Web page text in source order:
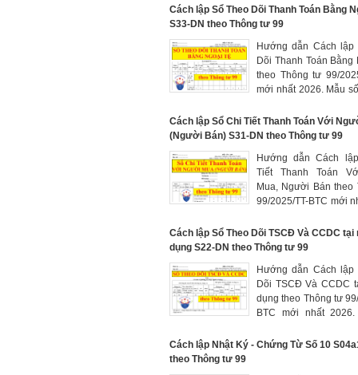
sản đầu tư, dịch vụ đã
đã cung cấp được
nhận thanh toán
Cách lập Sổ Theo Dõi Thanh Toán Bằng
S33-DN theo Thông tư 99
Hướng dẫn Cách lập
Dõi Thanh Toán Bằng
theo Thông tư 99/
mới nhất 2026. Mẫu
loại thanh toán
331) theo từng đối
từng loại ngoại tệ
Cách lập Sổ Chi Tiết Thanh Toán Với
(Người Bán) S31-DN theo Thông tư 99
Hướng dẫn Cách
Tiết Thanh Toán
Mua, Người Bán theo
99/2025/TT-BTC mới
dõi việc thanh toán
mua (người bán)
Cách lập Sổ Theo Dõi TSCĐ Và CCDC
dụng S22-DN theo Thông tư 99
Hướng dẫn Cách lập
Dõi TSCĐ Và CCDC
dụng theo Thông tư
BTC mới nhất
hình tăng, giảm tài
Cách lập Nhật Ký - Chứng Từ Số 10
theo Thông tư 99